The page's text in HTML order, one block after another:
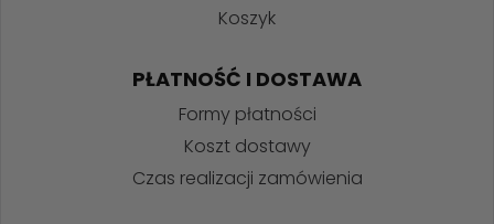
Koszyk
PŁATNOŚĆ I DOSTAWA
Formy płatności
Koszt dostawy
Czas realizacji zamówienia